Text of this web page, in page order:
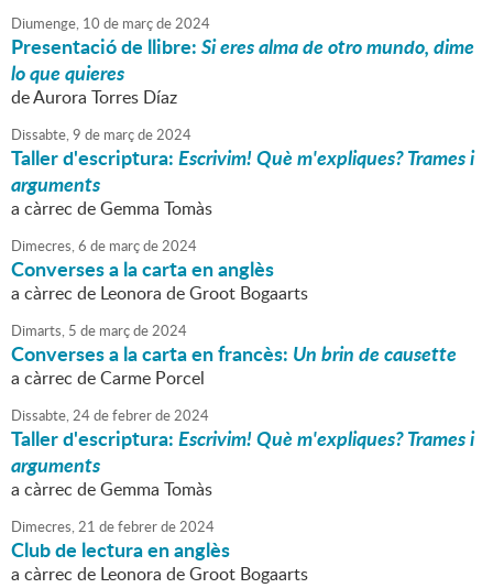
Diumenge, 10 de marçde2024
Presentació de llibre:Si eres alma de otro mundo, dime
lo que quieres
de Aurora Torres Díaz
Dissabte,9 de marçde2024
Taller d'escriptura:Escrivim! Què m'expliques? Trames i
arguments
a càrrec de Gemma Tomàs
Dimecres,6 de marçde2024
Converses a la carta en anglès
a càrrec de Leonora de Groot Bogaarts
Dimarts, 5 de marçde2024
Converses a la carta en francès: Un brin de causette
a càrrec de Carme Porcel
Dissabte,24defebrerde2024
Taller d'escriptura:Escrivim! Què m'expliques? Trames i
arguments
a càrrec de Gemma Tomàs
Dimecres,21 defebrerde2024
Club de lectura en anglès
a càrrec de Leonora de Groot Bogaarts